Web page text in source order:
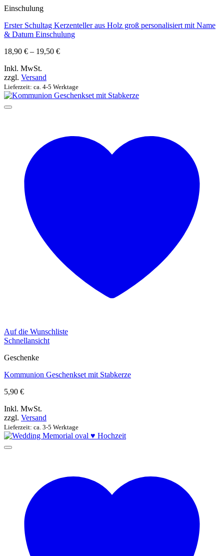
Einschulung
Erster Schultag Kerzenteller aus Holz groß personalisiert mit Name
& Datum Einschulung
18,90 € – 19,50 €Preisspanne:
Inkl. MwSt.
zzgl. Versand
Lieferzeit: ca. 4-5 Werktage
Auf die Wunschliste
Schnellansicht
Geschenke
Kommunion Geschenkset mit Stabkerze
5,90 €
Inkl. MwSt.
zzgl. Versand
Lieferzeit: ca. 3-5 Werktage